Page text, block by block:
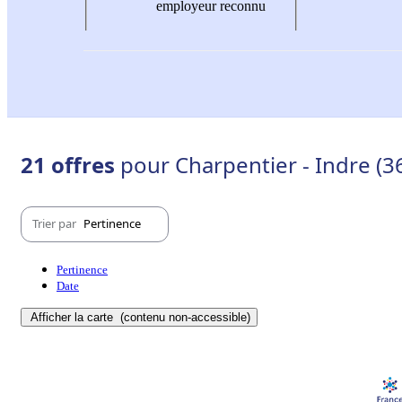
employeur reconnu
21 offres pour Charpentier - Indre
Trier par Pertinence
Pertinence
Date
Afficher la carte (contenu non-accessible)